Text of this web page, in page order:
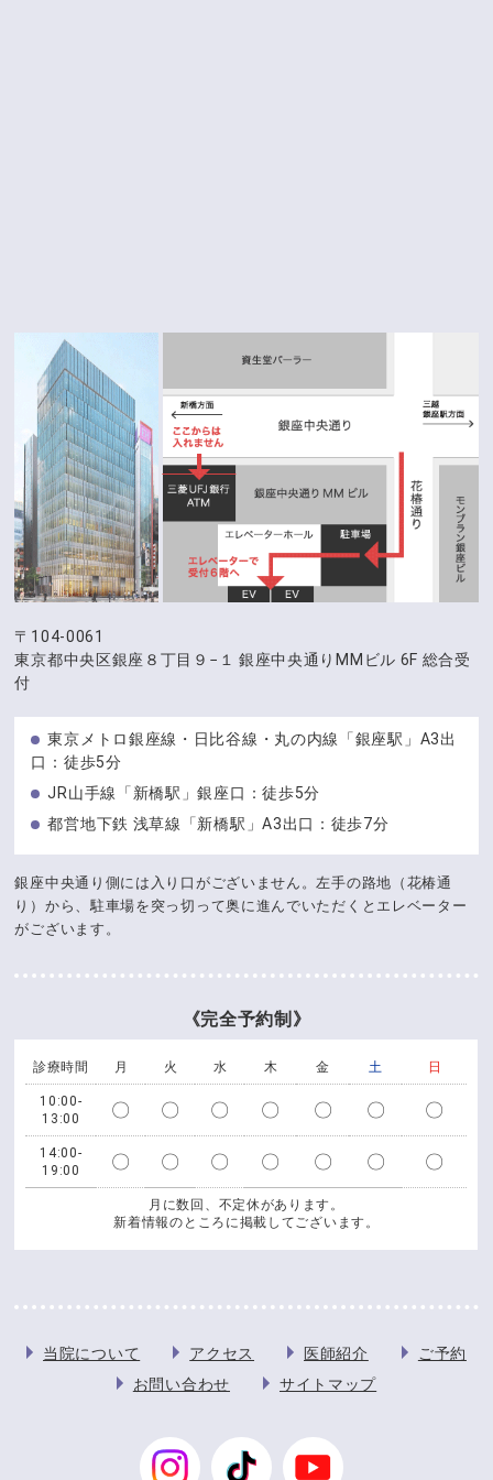
〒104-0061
東京都中央区銀座８丁目９−１ 銀座中央通りMMビル 6F 総合受
付
東京メトロ銀座線・日比谷線・丸の内線「銀座駅」A3出
口：徒歩5分
JR山手線「新橋駅」銀座口：徒歩5分
都営地下鉄 浅草線「新橋駅」A3出口：徒歩7分
銀座中央通り側には入り口がございません。左手の路地（花椿通
り）から、駐車場を突っ切って奥に進んでいただくとエレベーター
がございます。
《完全予約制》
診療時間 月 火 水 木 金 土 日
10:00-
13:00
〇 〇 〇 〇 〇 〇 〇
14:00-
19:00
〇 〇 〇 〇 〇 〇 〇
月に数回、不定休があります。
新着情報のところに掲載してございます。
当院について アクセス 医師紹介
ご予約
お問い合わせ
サイトマップ